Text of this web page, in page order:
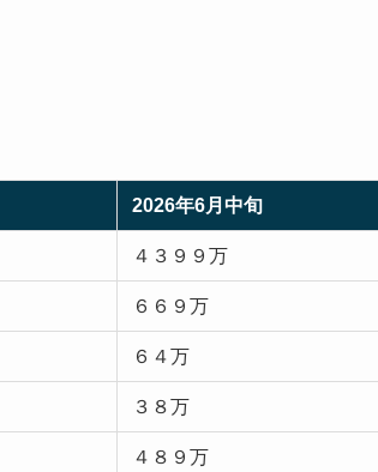
2026年6月中旬
４３９９万
６６９万
６４万
３８万
４８９万